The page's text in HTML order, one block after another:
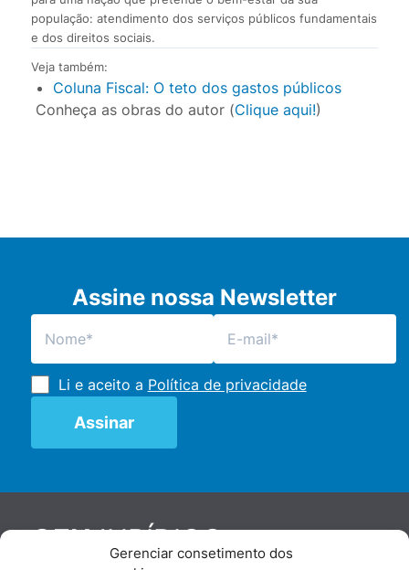
Gerenciar consetimento dos
população: atendimento dos serviços públicos fundamentais
e dos direitos sociais.
Veja também:
Coluna Fiscal: O teto dos gastos públicos
Conheça as obras do autor (Clique aqui!)
Assine nossa Newsletter
Li e aceito a Política de privacidade
GENJURÍDICO